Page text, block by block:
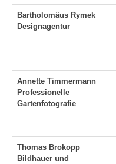
Bartholomäus Rymek
Designagentur
Annette Timmermann
Professionelle
Gartenfotografie
Thomas Brokopp
Bildhauer und